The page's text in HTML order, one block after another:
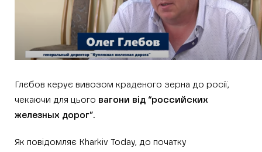
Глєбов керує вивозом краденого зерна до росії,
чекаючи для цього вагони від “российских
железных дорог”.
Як повідомляє Kharkiv Today, до початку